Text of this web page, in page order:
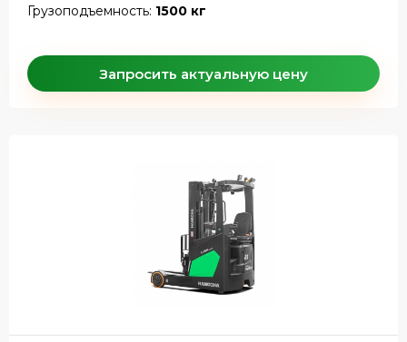
Грузоподъемность: 1500 кг
Запросить актуальную цену